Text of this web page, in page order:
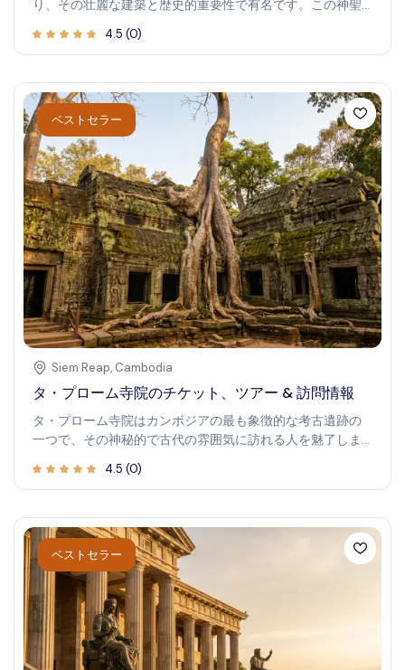
り、その壮麗な建築と歴史的重要性で有名です。この神聖
神的な遺産を垣間見ることができます。建築愛好者や歴史
を踏み入れると、精細なステンドグラスの窓、複雑なデザ
インの要素、そして静けさの中で思索できる雰囲気を楽し
めます。教会の周囲を探索することで、地元の生活や文化
遺産の活気ある一端も垣間見ることができ、ビジュアル的
に魅力的で文化的にも意味深い訪問となります。
4.5 (0)
ベストセラー
Siem Reap, Cambodia
タ・プローム寺院のチケット、ツアー & 訪問情報
タ・プローム寺院はカンボジアの最も象徴的な考古遺跡の
一つで、その神秘的で古代の雰囲気に訪れる人を魅了しま
手による再生が融合し、まるで時間を遡るかのような幻想
とで、クメールの歴史や建築技術の独創性を深く知ること
ができます。高くそびえる木々の間を迷路のように進み、
根が石壁と絡み合う光景や、古代の物語のささやきを聞き
ながらジャングルの景色を堪能してください。歴史、自
然、精神性が融合した場所で、歴史好き、写真愛好家、文
化に深く触れたい旅行者にとって忘れられない冒険となる
でしょう。
4.5 (0)
ベストセラー